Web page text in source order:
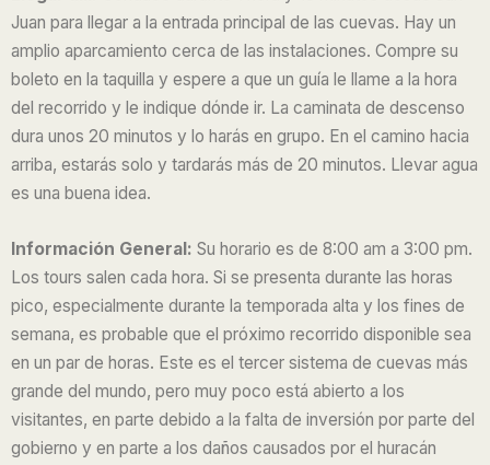
.
5
o
u
t
o
f
Juan para llegar a la entrada principal de las cuevas. Hay un
amplio aparcamiento cerca de las instalaciones. Compre su
boleto en la taquilla y espere a que un guía le llame a la hora
del recorrido y le indique dónde ir. La caminata de descenso
dura unos 20 minutos y lo harás en grupo. En el camino hacia
arriba, estarás solo y tardarás más de 20 minutos. Llevar agua
es una buena idea.
Información General: Su horario es de 8:00 am a 3:00 pm.
Los tours salen cada hora. Si se presenta durante las horas
pico, especialmente durante la temporada alta y los fines de
semana, es probable que el próximo recorrido disponible sea
en un par de horas. Este es el tercer sistema de cuevas más
grande del mundo, pero muy poco está abierto a los
visitantes, en parte debido a la falta de inversión por parte del
gobierno y en parte a los daños causados ​​por el huracán